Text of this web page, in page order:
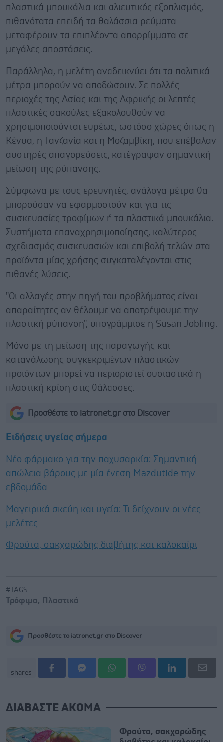
πλαστικά μπουκάλια και αλιευτικός εξοπλισμός,
πιθανότατα επειδή τα θαλάσσια ρεύματα
μεταφέρουν τα επιπλέοντα απορρίμματα σε
μεγάλες αποστάσεις.
Παράλληλα, η μελέτη αναδεικνύει ότι τα πολιτικά
μέτρα μπορούν να αποδώσουν. Σε πολλές
περιοχές της Ασίας και της Αφρικής οι λεπτές
πλαστικές σακούλες εξακολουθούν να
χρησιμοποιούνται ευρέως, ωστόσο χώρες όπως η
Κένυα, η Τανζανία και η Μοζαμβίκη, που επέβαλαν
αυστηρές απαγορεύσεις, κατέγραψαν σημαντική
μείωση της ρύπανσης.
Σύμφωνα με τους ερευνητές, ανάλογα μέτρα θα
μπορούσαν να εφαρμοστούν και για τις
συσκευασίες τροφίμων ή τα πλαστικά μπουκάλια.
Συστήματα επαναχρησιμοποίησης, καλύτερος
σχεδιασμός συσκευασιών και επιβολή τελών στα
προϊόντα μίας χρήσης συγκαταλέγονται στις
πιθανές λύσεις.
"Οι αλλαγές στην πηγή του προβλήματος είναι
απαραίτητες αν θέλουμε να αποτρέψουμε την
πλαστική ρύπανση", υπογράμμισε η Susan Jobling.
Μόνο με τη μείωση της παραγωγής και
κατανάλωσης συγκεκριμένων πλαστικών
προϊόντων μπορεί να περιοριστεί ουσιαστικά η
πλαστική κρίση στις θάλασσες.
Προσθέστε το iatronet.gr στο Discover
Ειδήσεις υγείας σήμερα
Νέο φάρμακο για την παχυσαρκία: Σημαντική
απώλεια βάρους με μία ένεση Mazdutide την
εβδομάδα
Μαγειρικά σκεύη και υγεία: Τι δείχνουν οι νέες
μελέτες
Φρούτα, σακχαρώδης διαβήτης και καλοκαίρι
#TAGS
Τρόφιμα, Πλαστικά
Προσθέστε το iatronet.gr στο Discover
shares
ΔΙΑΒΑΣΤΕ ΑΚΟΜΑ
Φρούτα, σακχαρώδης